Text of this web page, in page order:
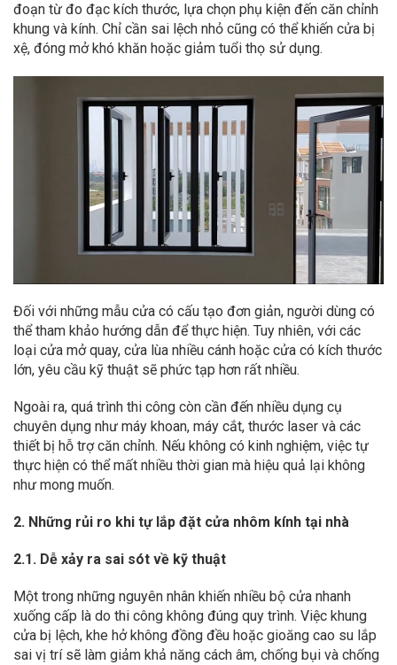
đoạn từ đo đạc kích thước, lựa chọn phụ kiện đến căn chỉnh
khung và kính. Chỉ cần sai lệch nhỏ cũng có thể khiến cửa bị
xệ, đóng mở khó khăn hoặc giảm tuổi thọ sử dụng.
Đối với những mẫu cửa có cấu tạo đơn giản, người dùng có
thể tham khảo hướng dẫn để thực hiện. Tuy nhiên, với các
loại cửa mở quay, cửa lùa nhiều cánh hoặc cửa có kích thước
lớn, yêu cầu kỹ thuật sẽ phức tạp hơn rất nhiều.
Ngoài ra, quá trình thi công còn cần đến nhiều dụng cụ
chuyên dụng như máy khoan, máy cắt, thước laser và các
thiết bị hỗ trợ căn chỉnh. Nếu không có kinh nghiệm, việc tự
thực hiện có thể mất nhiều thời gian mà hiệu quả lại không
như mong muốn.
2. Những rủi ro khi tự lắp đặt cửa nhôm kính tại nhà
2.1. Dễ xảy ra sai sót về kỹ thuật
Một trong những nguyên nhân khiến nhiều bộ cửa nhanh
xuống cấp là do thi công không đúng quy trình. Việc khung
cửa bị lệch, khe hở không đồng đều hoặc gioăng cao su lắp
sai vị trí sẽ làm giảm khả năng cách âm, chống bụi và chống